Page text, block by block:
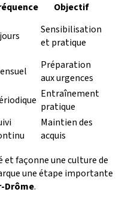
Objectif
Sensibilisation
et pratique
Préparation
aux urgences
Entraînement
pratique
Maintien des
acquis
façonne une culture de
une étape importante
Drôme.